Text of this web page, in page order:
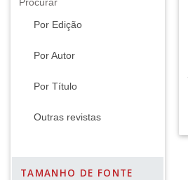
Procurar
Por Edição
Por Autor
Por Título
Outras revistas
TAMANHO DE FONTE